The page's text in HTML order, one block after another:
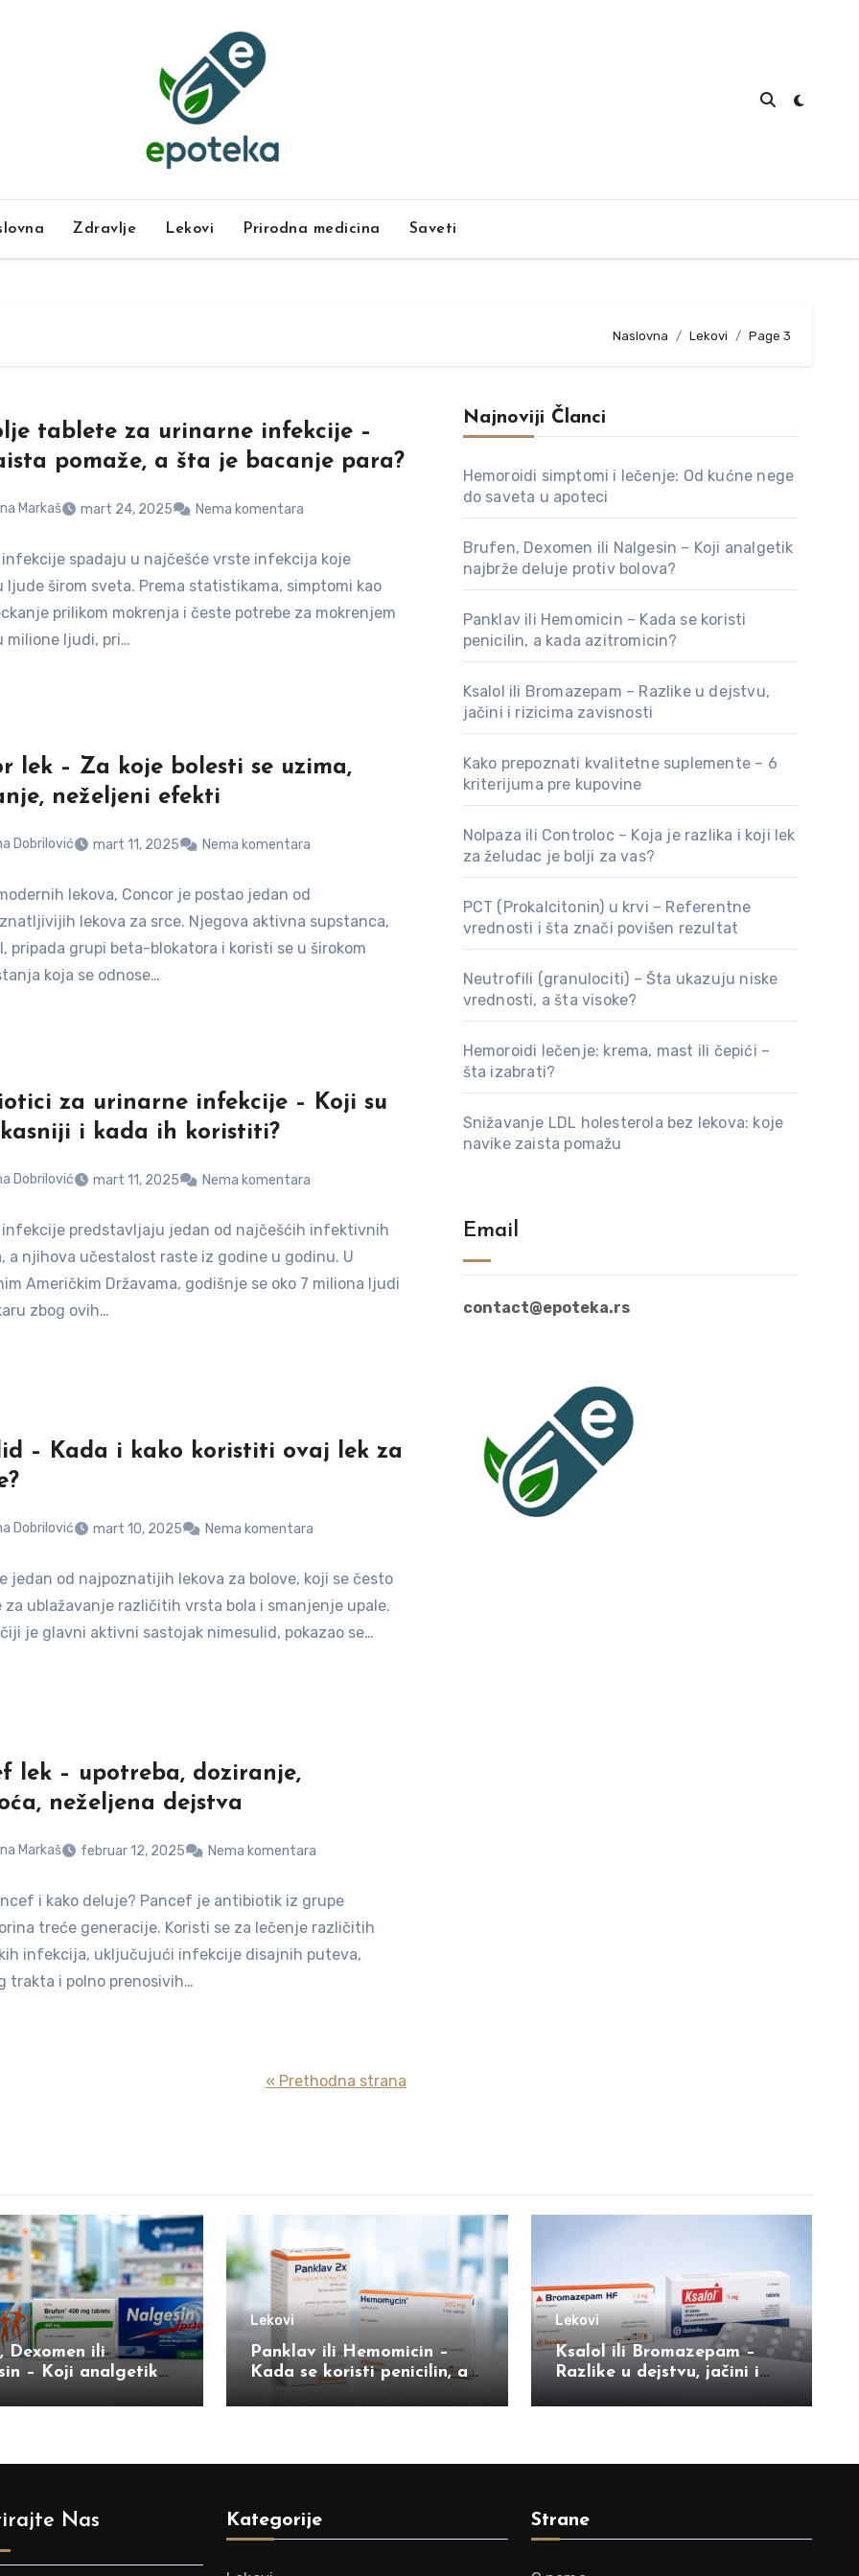
Zdravlje Lekovi Prirodna medicina Saveti
Naslovna Lekovi Page 3
tablete za urinarne infekcije –
pomaže, a šta je bacanje para?
Markaš mart 24, 2025 Nema komentara
infekcije spadaju u najčešće vrste infekcija koje
ljude širom sveta. Prema statistikama, simptomi kao
prilikom mokrenja i česte potrebe za mokrenjem
milione ljudi, pri…
lek – Za koje bolesti se uzima,
neželjeni efekti
Dobrilović mart 11, 2025 Nema komentara
lekova, Concor je postao jedan od
lekova za srce. Njegova aktivna supstanca,
pripada grupi beta-blokatora i koristi se u širokom
koja se odnose…
za urinarne infekcije – Koji su
i kada ih koristiti?
Dobrilović mart 11, 2025 Nema komentara
infekcije predstavljaju jedan od najčešćih infektivnih
a njihova učestalost raste iz godine u godinu. U
Američkim Državama, godišnje se oko 7 miliona ljudi
zbog ovih…
– Kada i kako koristiti ovaj lek za
Dobrilović mart 10, 2025 Nema komentara
jedan od najpoznatijih lekova za bolove, koji se često
za ublažavanje različitih vrsta bola i smanjenje upale.
je glavni aktivni sastojak nimesulid, pokazao se…
lek – upotreba, doziranje,
neželjena dejstva
Markaš februar 12, 2025 Nema komentara
i kako deluje? Pancef je antibiotik iz grupe
treće generacije. Koristi se za lečenje različitih
infekcija, uključujući infekcije disajnih puteva,
trakta i polno prenosivih…
« Prethodna strana
Najnoviji Članci
Hemoroidi simptomi i lečenje: Od kućne nege
do saveta u apoteci
Brufen, Dexomen ili Nalgesin – Koji analgetik
najbrže deluje protiv bolova?
Panklav ili Hemomicin – Kada se koristi
penicilin, a kada azitromicin?
Ksalol ili Bromazepam – Razlike u dejstvu,
jačini i rizicima zavisnosti
Kako prepoznati kvalitetne suplemente – 6
kriterijuma pre kupovine
Nolpaza ili Controloc – Koja je razlika i koji lek
za želudac je bolji za vas?
PCT (Prokalcitonin) u krvi – Referentne
vrednosti i šta znači povišen rezultat
Neutrofili (granulociti) – Šta ukazuju niske
vrednosti, a šta visoke?
Hemoroidi lečenje: krema, mast ili čepići –
šta izabrati?
Snižavanje LDL holesterola bez lekova: koje
navike zaista pomažu
Email
contact@epoteka.rs
Dexomen ili
– Koji analgetik
Lekovi
Panklav ili Hemomicin –
Kada se koristi penicilin, a
Lekovi
Ksalol ili Bromazepam –
Razlike u dejstvu, jačini i
Nas Kategorije Strane